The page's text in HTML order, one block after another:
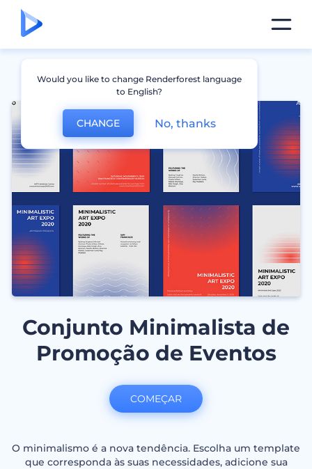
Conjunto Minimalista de
Promoção de Eventos
O minimalismo é a nova tendência. Escolha um template
que corresponda às suas necessidades, adicione sua
COMEÇAR
Would you like to change Renderforest language
to English?
CHANGE No, thanks